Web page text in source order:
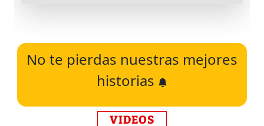
No te pierdas nuestras mejores
historias
VIDEOS